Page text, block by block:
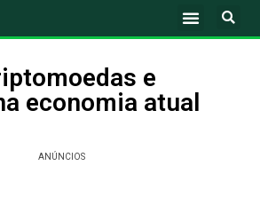
e
economia atual
ANÚNCIOS